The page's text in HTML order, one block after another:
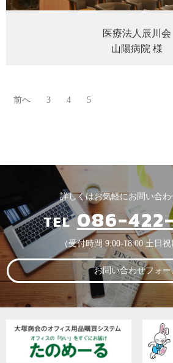
医療法人辰川会
山陽病院 様
前へ 3 4 5
詳しくはお気軽にお問い合
TEL086-
（受付時間 9:00-18:00 土日
お問い合わせフォー